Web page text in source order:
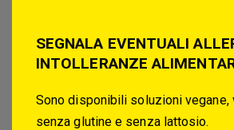
SEGNALA EVENTUALI
INTOLLERANZE
Sono disponibili soluzioni vegane,
senza glutine e senza lattosio.